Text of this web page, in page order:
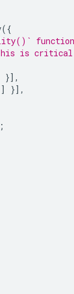
({
This is
}],
]
}],